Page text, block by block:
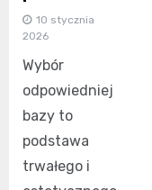
10 stycznia
2026
Wybór
odpowiedniej
bazy to
podstawa
trwałego i